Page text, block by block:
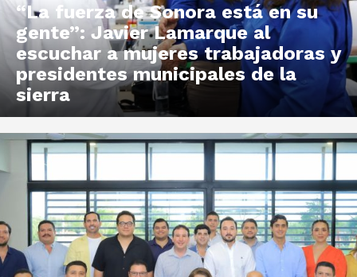
“La fuerza de Sonora está en su
gente”: Javier Lamarque al
escuchar a mujeres trabajadoras y
presidentes municipales de la
sierra